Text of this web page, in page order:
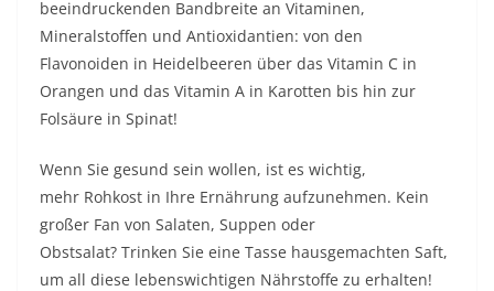
beeindruckenden Bandbreite an Vitaminen,
Mineralstoffen und Antioxidantien: von den
Flavonoiden in Heidelbeeren über das Vitamin C in
Orangen und das Vitamin A in Karotten bis hin zur
Folsäure in Spinat!
Wenn Sie gesund sein wollen, ist es wichtig,
mehr Rohkost in Ihre Ernährung aufzunehmen. Kein
großer Fan von Salaten, Suppen oder
Obstsalat? Trinken Sie eine Tasse hausgemachten Saft,
um all diese lebenswichtigen Nährstoffe zu erhalten!